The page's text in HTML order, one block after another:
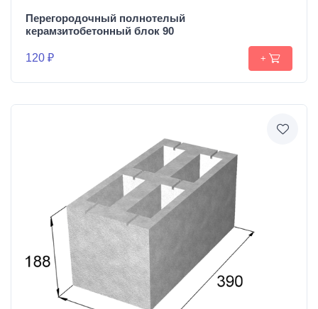
Перегородочный полнотелый
керамзитобетонный блок 90
120 ₽ +